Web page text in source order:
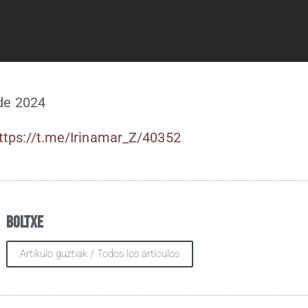
2024
t.me/Irinamar_Z/40352
Boltxe
Artikulo guztiak / Todos los artículos